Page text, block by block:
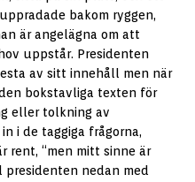
bakom ryggen,
är angelägna om att
uppstår. Presidenten
av sitt innehåll men när
bokstavliga texten för
eller tolkning av
i de taggiga frågorna,
rent, “men mitt sinne är
presidenten nedan med